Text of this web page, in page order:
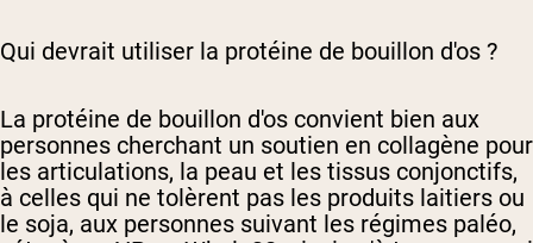
Qui devrait utiliser la protéine de bouillon d'os ?
La protéine de bouillon d'os convient bien aux
personnes cherchant un soutien en collagène pour
les articulations, la peau et les tissus conjonctifs,
à celles qui ne tolèrent pas les produits laitiers ou
le soja, aux personnes suivant les régimes paléo,